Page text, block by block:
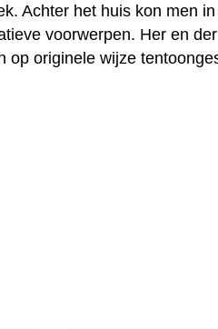
Achter het huis kon men
voorwerpen. Her en
op originele wijze